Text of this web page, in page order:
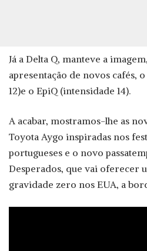
Já a Delta Q, manteve a
apresentação de novos cafés,
12)e o EpiQ (intensidade 14).
A acabar, mostramos-lhe as
Toyota Aygo inspiradas nos
portugueses e o novo
Desperados, que vai oferecer
gravidade zero nos EUA, a